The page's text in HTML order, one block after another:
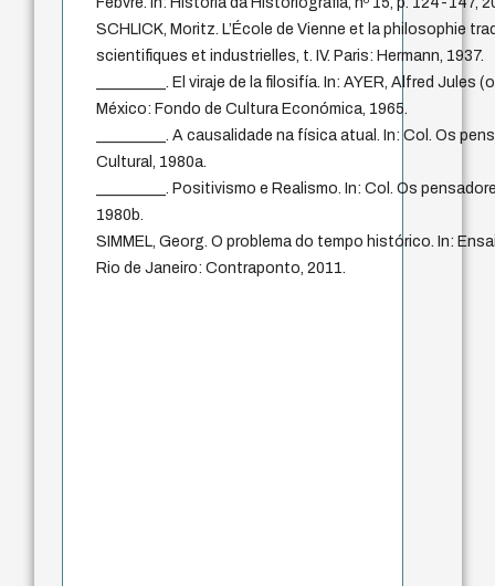
SCHLICK, Moritz. L’École de Vienne et la philosophie
scientifiques et industrielles, t. IV. Paris: Hermann, 1937.
_________. El viraje de la filosifía. In: AYER, Alfred Jules
México: Fondo de Cultura Económica, 1965.
_________. A causalidade na física atual. In: Col. Os
Cultural, 1980a.
_________. Positivismo e Realismo. In: Col. Os
1980b.
SIMMEL, Georg. O problema do tempo histórico. In:
Rio de Janeiro: Contraponto, 2011.